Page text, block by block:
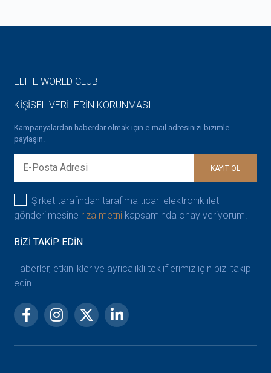
ELITE WORLD CLUB
KİŞİSEL VERİLERİN KORUNMASI
Kampanyalardan haberdar olmak için e-mail adresinizi bizimle
paylaşın.
KAYIT OL
Şirket tarafından tarafıma ticari elektronik ileti
gönderilmesine rıza metni kapsamında onay veriyorum.
BİZİ TAKİP EDİN
Haberler, etkinlikler ve ayrıcalıklı tekliflerimiz için bizi takip
edin.